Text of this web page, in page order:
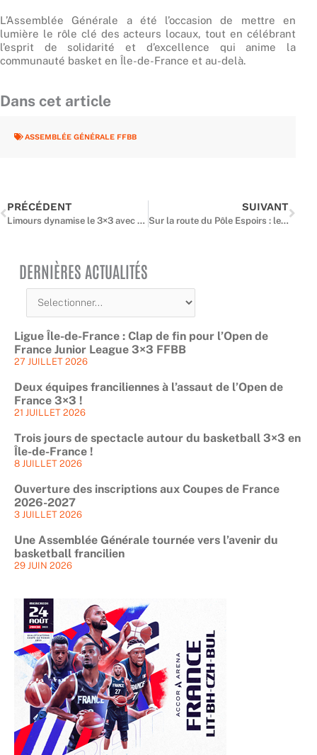
L’Assemblée Générale a été l’occasion de mettre en
lumière le rôle clé des acteurs locaux, tout en célébrant
l’esprit de solidarité et d’excellence qui anime la
communauté basket en Île-de-France et au-delà.
Dans cet article
ASSEMBLÉE GÉNÉRALE FFBB
PRÉCÉDENT
Limours dynamise le 3×3 avec un terrain innovant et éco-responsable
SUIVANT
Sur la route du Pôle Espoirs : le Tournoi Inter-Comités d’Automne, première étape décisive
DERNIÈRES ACTUALITÉS
Ligue Île-de-France : Clap de fin pour l’Open de
France Junior League 3×3 FFBB
27 JUILLET 2026
Deux équipes franciliennes à l’assaut de l’Open de
France 3×3 !
21 JUILLET 2026
Trois jours de spectacle autour du basketball 3×3 en
Île-de-France !
8 JUILLET 2026
Ouverture des inscriptions aux Coupes de France
2026-2027
3 JUILLET 2026
Une Assemblée Générale tournée vers l’avenir du
basketball francilien
29 JUIN 2026